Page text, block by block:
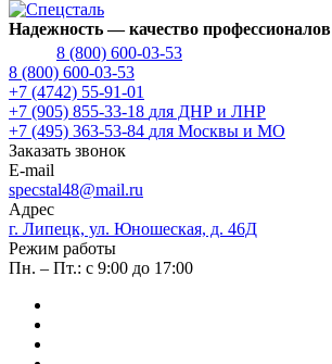
Надежность— качество профессионалов
8 (800) 600-03-53
8 (800) 600-03-53
+7 (4742) 55-91-01
+7 (905) 855-33-18 для ДНР и ЛНР
+7 (495) 363-53-84 для Москвы и МО
Заказать звонок
E-mail
specstal48@mail.ru
Адрес
г. Липецк, ул. Юношеская, д. 46Д
Режим работы
Пн. – Пт.: с 9:00 до 17:00